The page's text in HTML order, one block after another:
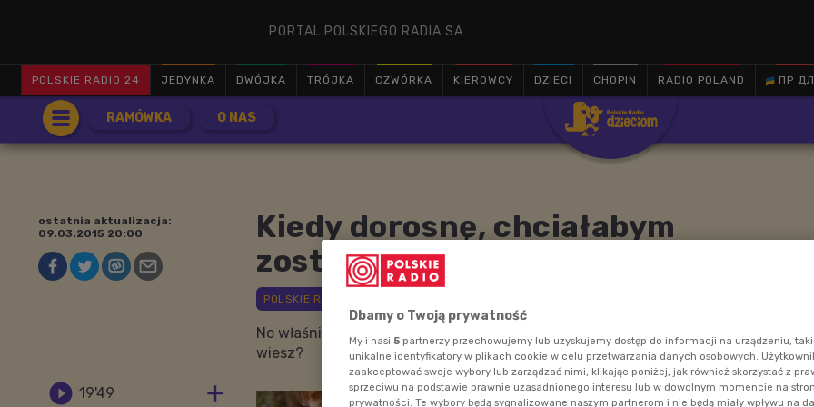
PORTAL POLSKIEGO RADIA SA
POLSKIE RADIO 24 JEDYNKA DWÓJKA TRÓJKA CZWÓRKA KIEROWCY DZIECI CHOPIN RADIO POLAND ПР

RAMÓWKA O NAS
Kiedy dorosnę, chciałabym
zostać...
ostatnia aktualizacja:
09.03.2015 20:00
No właśnie... Kim chciałbyś/chciałabyś zostać kiedy dorośniesz? Czy już
wiesz?
 19'49 
Dbamy o Twoją prywatność
My i nasi 5 partnerzy przechowujemy lub uzyskujemy dostęp do informacji na urządzeniu,
unikalne identyfikatory w plikach cookie w celu przetwarzania danych osobowych.
zaakceptować swoje wybory lub zarządzać nimi, klikając poniżej, jak również skorzystać z
sprzeciwu na podstawie prawnie uzasadnionego interesu lub w dowolnym momencie na
prywatności. Te wybory będą sygnalizowane naszym partnerom i nie będą miały wpływu na